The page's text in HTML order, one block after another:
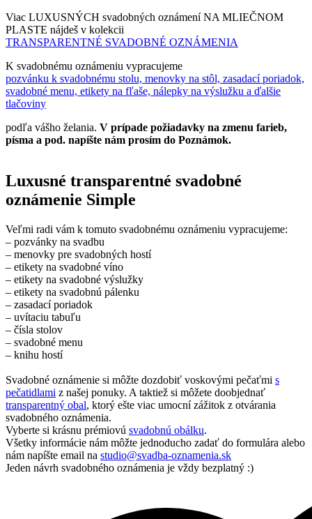
Viac LUXUSNÝCH svadobných oznámení NA MLIEČNOM
PLASTE nájdeš v kolekcii
TRANSPARENTNÉ SVADOBNÉ OZNÁMENIA
K svadobnému oznámeniu vypracujeme
pozvánku k svadobnému stolu, menovky na stôl, zasadací poriadok,
svadobné menu, etikety na fľaše, nálepky na výslužku a ďalšie
tlačoviny
podľa vášho želania. V prípade požiadavky na zmenu farieb,
písma a pod. napíšte nám prosím do Poznámok.
Luxusné transparentné svadobné
oznámenie Simple
Veľmi radi vám k tomuto svadobnému oznámeniu vypracujeme:
– pozvánky na svadbu
– menovky pre svadobných hostí
– etikety na svadobné víno
– etikety na svadobné výslužky
– etikety na svadobnú pálenku
– zasadací poriadok
– uvítaciu tabuľu
– čísla stolov
– svadobné menu
– knihu hostí
Svadobné oznámenie si môžte dozdobiť voskovými pečaťmi s
pečatidlami z našej ponuky. A taktiež si môžete doobjednať
transparentný obal, ktorý ešte viac umocní zážitok z otvárania
svadobného oznámenia.
Vyberte si krásnu prémiovú svadobnú obálku.
Všetky informácie nám môžte jednoducho zadať do formulára alebo
nám napíšte email na studio@svadba-oznamenia.sk
Jeden návrh svadobného oznámenia je vždy bezplatný :)